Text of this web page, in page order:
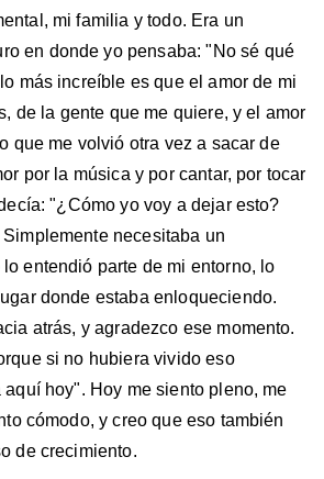
mi familia y todo. Era un
en donde yo pensaba: "No sé qué
más increíble es que el amor de mi
de la gente que me quiere, y el amor
que me volvió otra vez a sacar de
por la música y por cantar, por tocar
"¿Cómo yo voy a dejar esto?
necesitaba un
entendió parte de mi entorno, lo
donde estaba enloqueciendo.
atrás, y agradezco ese momento.
si no hubiera vivido eso
hoy". Hoy me siento pleno, me
cómodo, y creo que eso también
de crecimiento.